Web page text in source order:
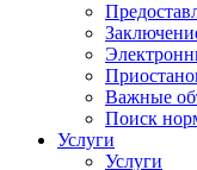
Важные
Поиск
Услуги
Услуги